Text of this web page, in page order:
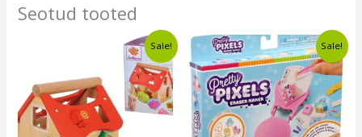
Seotud tooted
Sale!
Algne
€12,30.
Current
price
is:
€8,99.
Sale!
Algne
hind
oli:
€9,50.
Current
price
is:
€6,49.